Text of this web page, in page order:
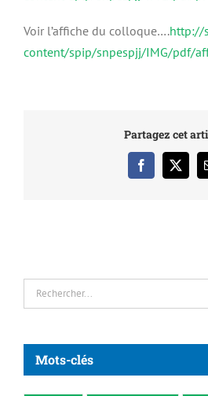
Voir l’affiche du colloque….http://
content/spip/snpespjj/IMG/pdf/
Partagez cet
Facebook
X
Rechercher:
Mots-clés